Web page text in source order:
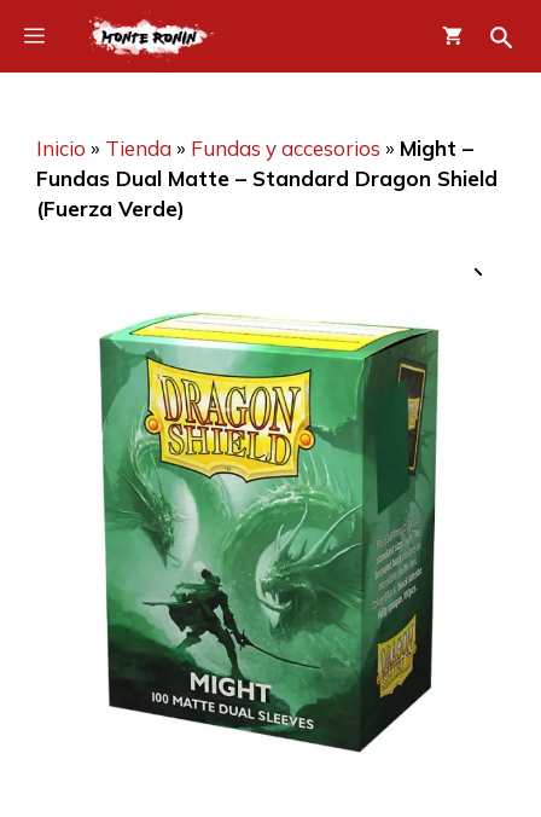
contenido
Menú
Inicio » Tienda» Fundas y accesorios » Might –
Fundas Dual Matte – Standard Dragon Shield
(Fuerza Verde)